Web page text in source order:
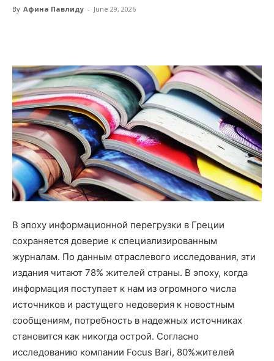
By Афина Павлиду - June 29, 2026
В эпоху информационной перегрузки в Греции
сохраняется доверие к специализированным
журналам. По данным отраслевого исследования, эти
издания читают 78% жителей страны. В эпоху, когда
информация поступает к нам из огромного числа
источников и растущего недоверия к новостным
сообщениям, потребность в надежных источниках
становится как никогда острой. Согласно
исследованию компании Focus Bari, 80%жителей